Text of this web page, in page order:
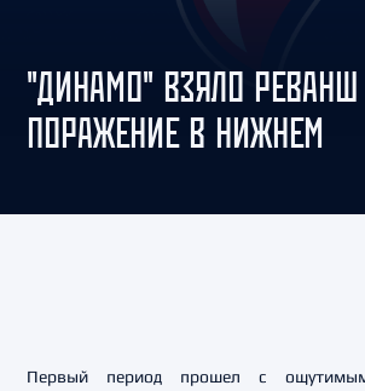
"ДИНАМО" ВЗЯЛО
ПОРАЖЕНИЕ В НИЖНЕМ
Первый период прошел с